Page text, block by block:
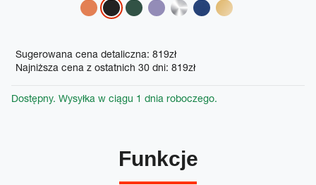
Promotions
Sugerowana cena detaliczna: 819zł
Najniższa cena z ostatnich 30 dni: 819zł
Dostępny. Wysyłka w ciągu 1 dnia roboczego.
Funkcje